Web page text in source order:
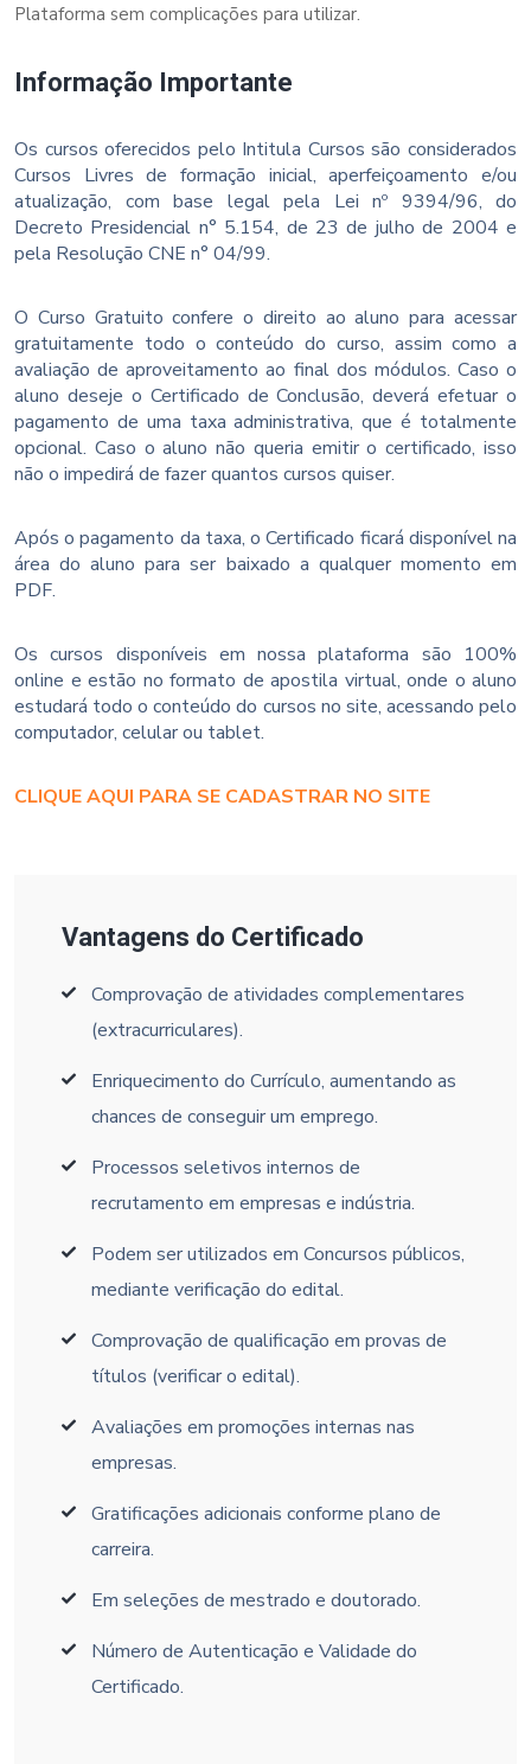
Plataforma sem complicações para utilizar.
Informação Importante
Os cursos oferecidos pelo Intitula Cursos são considerados
Cursos Livres de formação inicial, aperfeiçoamento e/ou
atualização, com base legal pela Lei nº 9394/96, do
Decreto Presidencial n° 5.154, de 23 de julho de 2004 e
pela Resolução CNE n° 04/99.
O Curso Gratuito confere o direito ao aluno para acessar
gratuitamente todo o conteúdo do curso, assim como a
avaliação de aproveitamento ao final dos módulos. Caso o
aluno deseje o Certificado de Conclusão, deverá efetuar o
pagamento de uma taxa administrativa, que é totalmente
opcional. Caso o aluno não queria emitir o certificado, isso
não o impedirá de fazer quantos cursos quiser.
Após o pagamento da taxa, o Certificado ficará disponível na
área do aluno para ser baixado a qualquer momento em
PDF.
Os cursos disponíveis em nossa plataforma são 100%
online e estão no formato de apostila virtual, onde o aluno
estudará todo o conteúdo do cursos no site, acessando pelo
computador, celular ou tablet.
CLIQUE AQUI PARA SE CADASTRAR NO SITE
Vantagens do Certificado
Comprovação de atividades complementares
(extracurriculares).
Enriquecimento do Currículo, aumentando as
chances de conseguir um emprego.
Processos seletivos internos de
recrutamento em empresas e indústria.
Podem ser utilizados em Concursos públicos,
mediante verificação do edital.
Comprovação de qualificação em provas de
títulos (verificar o edital).
Avaliações em promoções internas nas
empresas.
Gratificações adicionais conforme plano de
carreira.
Em seleções de mestrado e doutorado.
Número de Autenticação e Validade do
Certificado.